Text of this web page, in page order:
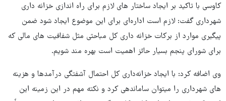
کاوسی با تاکید بر ایجاد ساختار های لازم برای راه اندازی خزانه داری
شهرداری گفت: لازم است اداره‌ای برای این موضوع ایجاد شود ضمن
پیگیری موارد از برکات خزانه داری کل مباحثی مثل شفافیت های مالی که
برای شورای پنجم بسیار حائز اهمیت است بهره مند شویم.
وی اضافه کرد: با ایجاد خزانه‌داری کل احتمال آشفتگی درآمدها و هزینه
های شهرداری را میتوان ساماندهی کرد و نکته مهم در این زمینه این